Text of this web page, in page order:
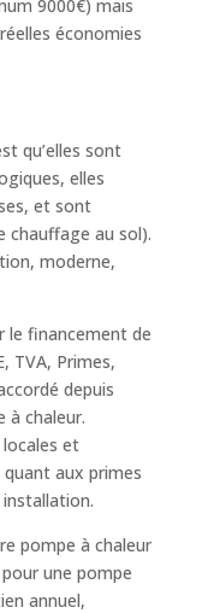
9000€) mais
économies
qu’elles sont
elles
et sont
chauffage au sol).
moderne,
le financement de
TVA, Primes,
depuis
à chaleur.
et
aux primes
pompe à chaleur
une pompe
annuel,